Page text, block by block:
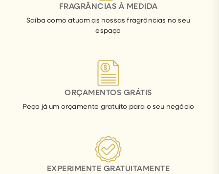
FRAGRÂNCIAS À MEDIDA
Saiba como atuam as nossas fragrâncias no seu
espaço
ORÇAMENTOS GRÁTIS
Peça já um orçamento gratuito para o seu negócio
EXPERIMENTE GRATUITAMENTE